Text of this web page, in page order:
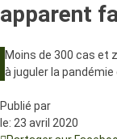
apparent
Moins de 300 cas et
à juguler la
Publié par
le: 23 avril 2020